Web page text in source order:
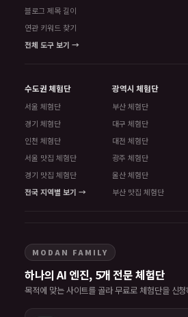
블로그 제목 길이
연관 키워드 찾기
전체 도구 보기 →
수도권 체험단
서울 체험단
경기 체험단
인천 체험단
서울 맛집 체험단
경기 맛집 체험단
전국 지역별 보기 →
광역시 체험단
부산 체험단
대구 체험단
대전 체험단
광주 체험단
울산 체험단
부산 맛집 체험단
MODAN FAMILY
하나의 AI 엔진, 5개 전문 체험단
목적에 맞는 사이트를 골라 무료로 체험단을 신